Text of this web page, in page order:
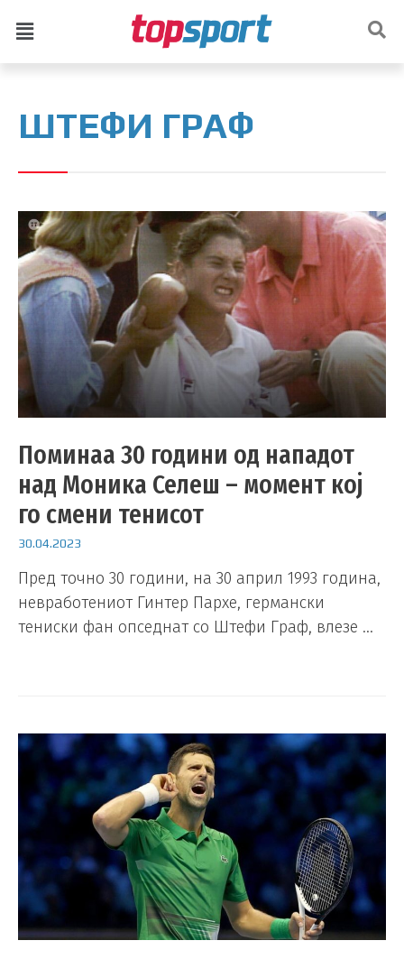
ШТЕФИ ГРАФ
Поминаа 30 години од нападот
над Моника Селеш – момент кој
го смени тенисот
30.04.2023
Пред точно 30 години, на 30 април 1993 година,
невработениот Гинтер Пархе, германски
тениски фан опседнат со Штефи Граф, влезе …